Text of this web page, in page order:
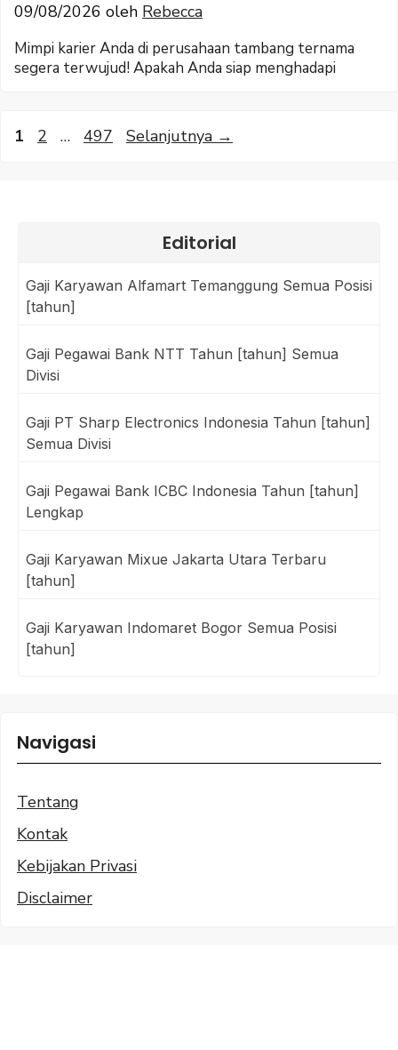
09/08/2026 oleh Rebecca
Mimpi karier Anda di perusahaan tambang ternama
segera terwujud! Apakah Anda siap menghadapi
Halaman
1 Halaman
2 … Halaman
497 Selanjutnya →
Editorial
Gaji Karyawan Alfamart Temanggung Semua Posisi
[tahun]
Gaji Pegawai Bank NTT Tahun [tahun] Semua
Divisi
Gaji PT Sharp Electronics Indonesia Tahun [tahun]
Semua Divisi
Gaji Pegawai Bank ICBC Indonesia Tahun [tahun]
Lengkap
Gaji Karyawan Mixue Jakarta Utara Terbaru
[tahun]
Gaji Karyawan Indomaret Bogor Semua Posisi
[tahun]
Navigasi
Tentang
Kontak
Kebijakan Privasi
Disclaimer